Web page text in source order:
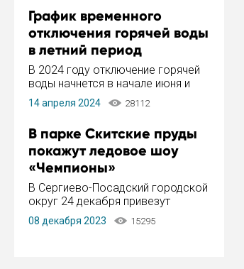
Пахомов.
График временного
отключения горячей воды
в летний период
В 2024 году отключение горячей
воды начнется в начале июня и
завершится в конце августа.
Период отключения составит не
14 апреля 2024 28112
В парке Скитские пруды
покажут ледовое шоу
«Чемпионы»
В Сергиево-Посадский городской
округ 24 декабря привезут
ледовый тур «Чемпионы»
заслуженного мастера спорта,
08 декабря 2023 15295